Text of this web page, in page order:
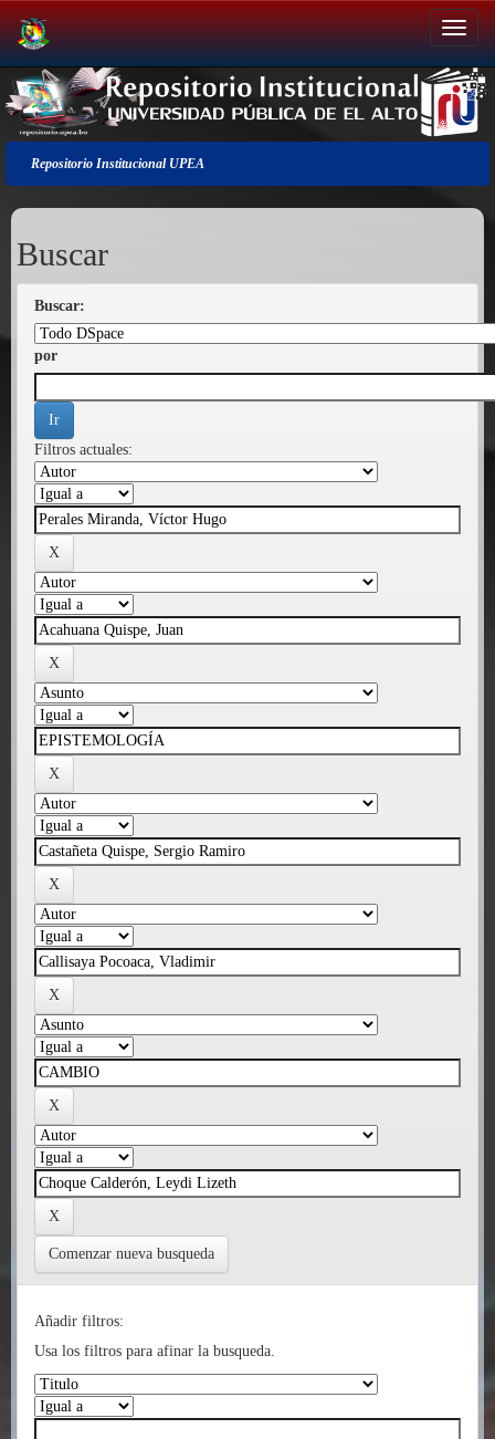
Salir
de
la
navegación
Repositorio Institucional UPEA
Buscar
Buscar:
por
Filtros actuales:
Comenzar nueva busqueda
Añadir filtros:
Usa los filtros para afinar la busqueda.